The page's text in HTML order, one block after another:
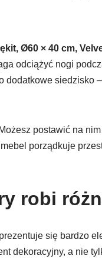
Ø60 × 40 cm,
odciążyć nogi
dodatkowe siedzisko
postawić na
porządkuje
robi
się bardzo
dekoracyjny, a nie